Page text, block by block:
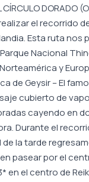
CÍRCULO
el recorrido
Esta ruta
Nacional
y
de Geysir – El
cubierto de
cayendo en
Durante el
la tarde
pasear por el
el centro de